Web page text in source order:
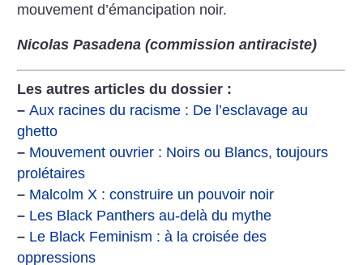
mouvement d’émancipation noir.
Nicolas Pasadena (commission antiraciste)
Les autres articles du dossier :
– Aux racines du racisme : De l’esclavage au
ghetto
– Mouvement ouvrier : Noirs ou Blancs, toujours
prolétaires
– Malcolm X : construire un pouvoir noir
– Les Black Panthers au-delà du mythe
– Le Black Feminism : à la croisée des
oppressions